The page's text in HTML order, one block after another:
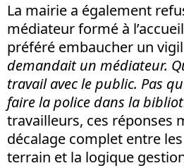
La mairie a également
médiateur formé à
préféré embaucher un
demandait un médiateur.
travail avec le public. Pas
faire la police dans la
travailleurs, ces réponses
décalage complet entre
terrain et la logique